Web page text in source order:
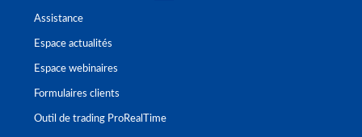
Assistance
Espace actualités
Espace webinaires
Formulaires clients
Outil de trading ProRealTime